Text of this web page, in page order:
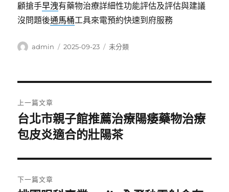
顧搶手早洩有藥物治療詳細性功能評估及評估與建議
沒問題後通馬桶工具來電預約快速到府服務
作
admin
發
2025-09-23
分
未分類
章
導
覽
上一篇文章
上
一
文
章:
台北市親子館推薦治療陽痿藥物治療
包皮炎適合的壯陽茶
下一篇文章